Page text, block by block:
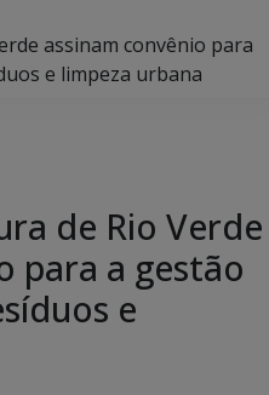
assinam convênio para
e limpeza urbana
de Rio Verde
para a gestão
e